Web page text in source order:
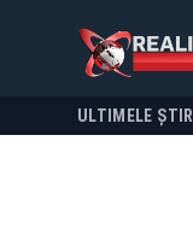
ULTIMELE ȘTIRI